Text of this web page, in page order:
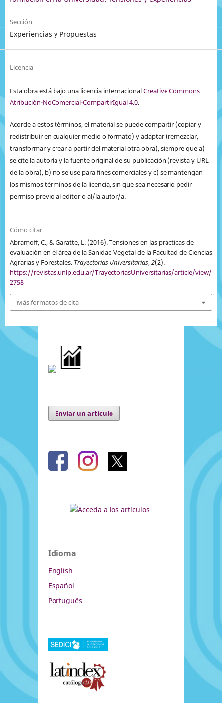
Sección
Experiencias y Propuestas
Licencia
Esta obra está bajo una licencia internacionalCreative Commons
Atribución-NoComercial-CompartirIgual 4.0.
Acorde a estos términos, el material se puede compartir (copiar y
redistribuir en cualquier medio o formato) y adaptar (remezclar,
transformar y crear a partir del material otra obra), siempre que a)
se cite la autoría y la fuente original de su publicación (revista y URL
de la obra), b) no se use para fines comerciales y c) se mantengan
los mismos términos de la licencia, sin que sea necesario pedir
permiso previo al editor o al/la autor/a.
Cómo citar
Abramoff, C., & Garatte, L. (2016). Tensiones en las prácticas de
evaluación en el área de la Sanidad Vegetal de la Facultad de Ciencias
Agrarias y Forestales. Trayectorias Universitarias,2(2).
https://revistas.unlp.edu.ar/TrayectoriasUniversitarias/article/view/
2758
Más formatos de cita
Enviar un artículo
Idioma
English
Español
Português